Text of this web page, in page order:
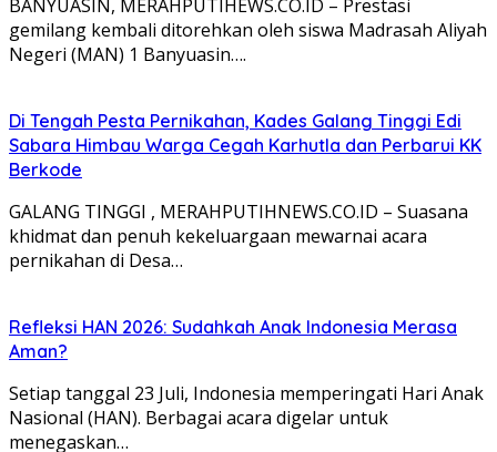
BANYUASIN, MERAHPUTIHEWS.CO.ID – Prestasi
gemilang kembali ditorehkan oleh siswa Madrasah Aliyah
Negeri (MAN) 1 Banyuasin….
Di Tengah Pesta Pernikahan, Kades Galang Tinggi Edi
Sabara Himbau Warga Cegah Karhutla dan Perbarui KK
Berkode
GALANG TINGGI , MERAHPUTIHNEWS.CO.ID – Suasana
khidmat dan penuh kekeluargaan mewarnai acara
pernikahan di Desa…
Refleksi HAN 2026: Sudahkah Anak Indonesia Merasa
Aman?
Setiap tanggal 23 Juli, Indonesia memperingati Hari Anak
Nasional (HAN). Berbagai acara digelar untuk
menegaskan…